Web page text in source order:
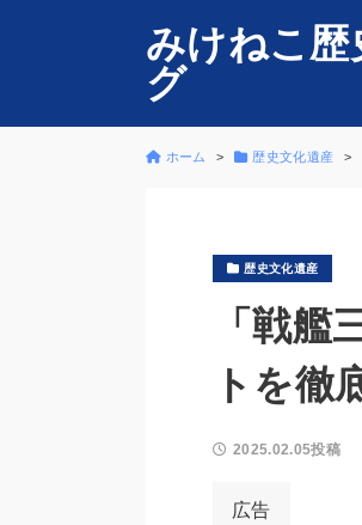
みけねこ歴
グ
ホーム 歴史文化遺産
歴史文化遺産
「戦艦
トを徹
2025.02.05投稿
広告